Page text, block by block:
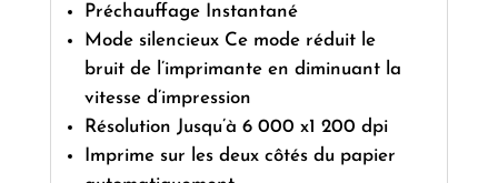
Préchauffage Instantané
Mode silencieux Ce mode réduit le
bruit de l’imprimante en diminuant la
vitesse d’impression
Résolution Jusqu’à 6 000 x1 200 dpi
Imprime sur les deux côtés du papier